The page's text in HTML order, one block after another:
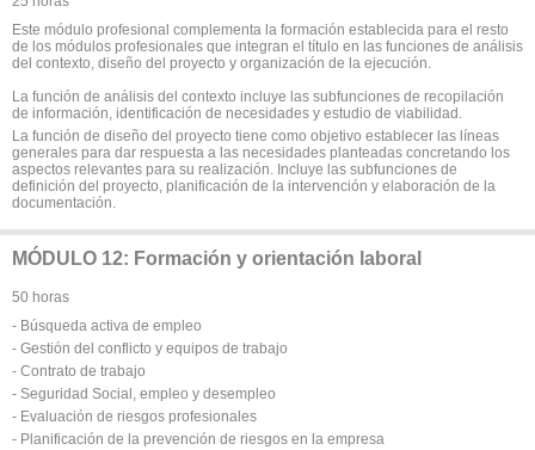
Este módulo profesional complementa la formación establecida para el resto
de los módulos profesionales que integran el título en las funciones de análisis
del contexto, diseño del proyecto y organización de la ejecución.
La función de análisis del contexto incluye las subfunciones de recopilación
de información, identificación de necesidades y estudio de viabilidad.
La función de diseño del proyecto tiene como objetivo establecer las líneas
generales para dar respuesta a las necesidades planteadas concretando los
aspectos relevantes para su realización. Incluye las subfunciones de
definición del proyecto, planificación de la intervención y elaboración de la
documentación.
MÓDULO 12: Formación y orientación laboral
50 horas
- Búsqueda activa de empleo
- Gestión del conflicto y equipos de trabajo
- Contrato de trabajo
- Seguridad Social, empleo y desempleo
- Evaluación de riesgos profesionales
- Planificación de la prevención de riesgos en la empresa